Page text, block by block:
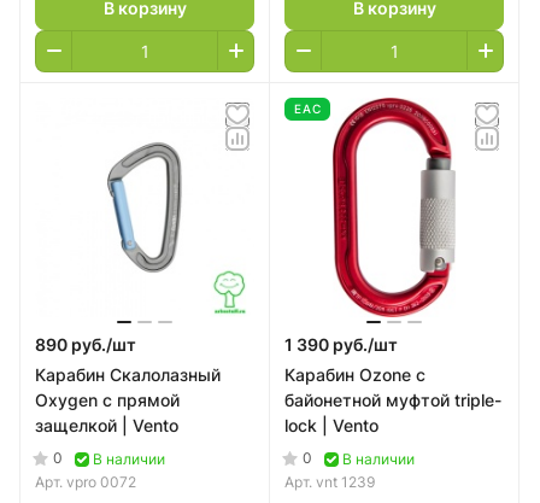
В корзину В корзину
890 руб./шт
Карабин Скалолазный
Oxygen с прямой
защелкой | Vento
0
В наличии
Арт. vpro 0072
EAC
1 390 руб./шт
Карабин Ozone с
байонетной муфтой triple-
lock | Vento
0
В наличии
Арт. vnt 1239